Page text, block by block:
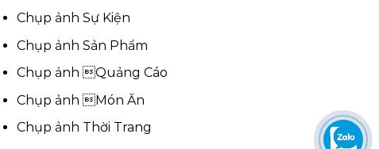
Chụp ảnh Sự Kiện
Chụp ảnh Sản Phẩm
Chụp ảnh Quảng Cáo
Chụp ảnh Món Ăn
Chụp ảnh Thời Trang